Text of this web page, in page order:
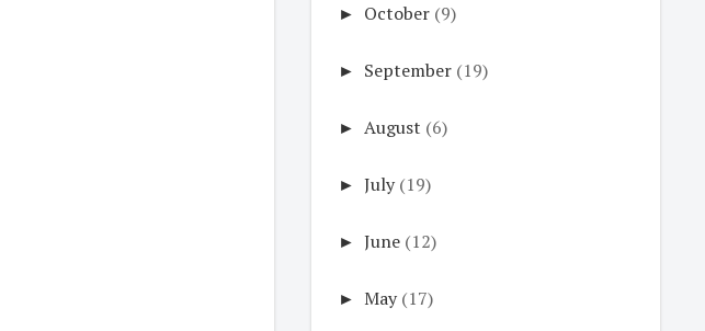
► October (9)
► September (19)
► August (6)
► July (19)
► June (12)
► May (17)